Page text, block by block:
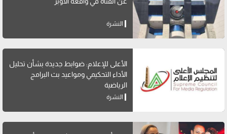
النشرة
الأعلى للإعلام: ضوابط جديدة بشأن تحليل
الأداء التحكيمي ومواعيد بث البرامج
الرياضية
النشرة